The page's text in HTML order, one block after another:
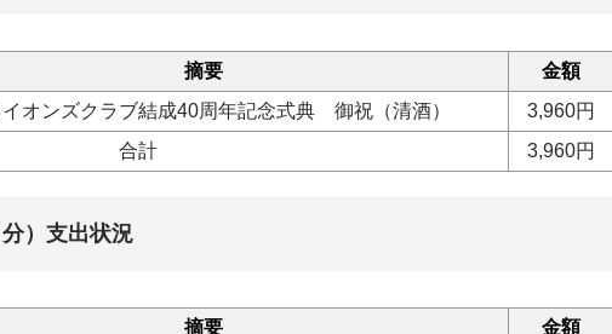
摘要
金額
オンズクラブ結成40周年記念式典 御祝（清酒）
3,960円
合計
3,960円
）支出状況
摘要
金額